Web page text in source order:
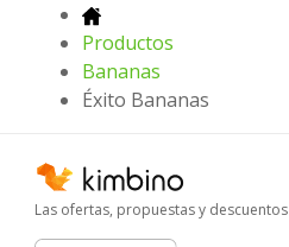
Productos
Bananas
Éxito Bananas
Las ofertas, propuestas y descuentos